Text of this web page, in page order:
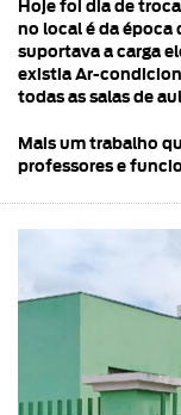
Hoje foi dia de
no local é da época
suportava a carga
existia Ar-
todas as salas de
Mais um trabalho
professores e